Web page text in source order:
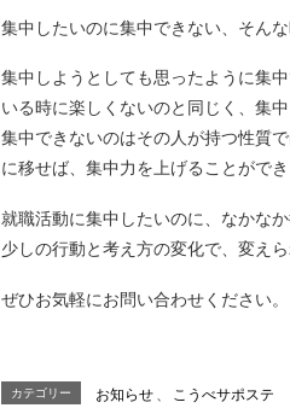
集中したいのに集中できない、そん
集中しようとしても思ったように集
いる時に楽しくないのと同じく、集
集中できないのはその人が持つ性質
に移せば、集中力を上げることができ
就職活動に集中したいのに、なかな
少しの行動と考え方の変化で、変えら
ぜひお気軽にお問い合わせください。
カテゴリー お知らせ 、 こうべサポステ